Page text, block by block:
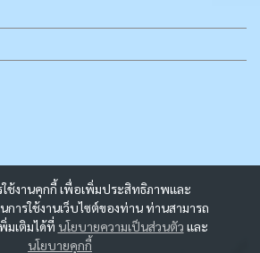
ใช้งานคุกกี้ เพื่อเพิ่มประสิทธิภาพและ
ารใช้งานเว็บไซต์ของท่าน ท่านสามารถ
มเติมได้ที่ นโยบายความเป็นส่วนตัว และ
นโยบายคุกกี้